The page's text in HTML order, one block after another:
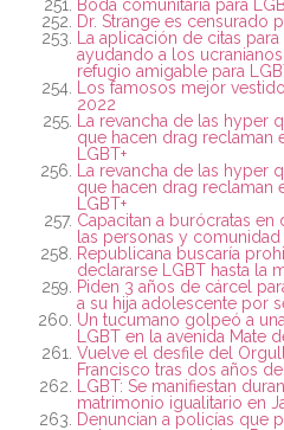
Boda comunitaria para
Dr. Strange es censurado
La aplicación de citas
ayudando a los
refugio amigable para
Los famosos mejor
2022
La revancha de las hyper
que hacen drag reclaman
LGBT+
La revancha de las hyper
que hacen drag reclaman
LGBT+
Capacitan a burócratas
las personas y comunidad
Republicana buscaría
declararse LGBT hasta la
Piden 3 años de cárcel
a su hija adolescente por
Un tucumano golpeó a
LGBT en la avenida Mate
Vuelve el desfile del
Francisco tras dos años
LGBT: Se manifiestan
matrimonio igualitario en
Denuncian a policías que